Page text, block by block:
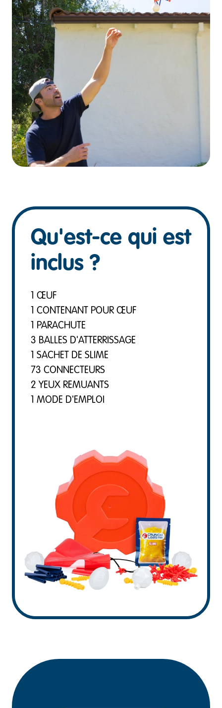
Qu'est-ce qui est
inclus ?
1 ŒUF
1 CONTENANT POUR ŒUF
1 PARACHUTE
3 BALLES D'ATTERRISSAGE
1 SACHET DE SLIME
73 CONNECTEURS
2 YEUX REMUANTS
1 MODE D'EMPLOI